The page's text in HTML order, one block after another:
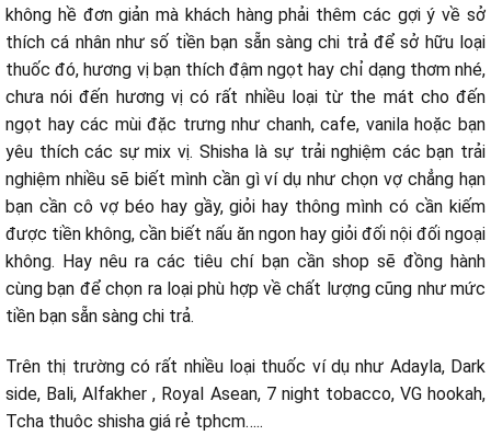
không hề đơn giản mà khách hàng phải thêm các gợi ý về sở
thích cá nhân như số tiền bạn sẵn sàng chi trả để sở hữu loại
thuốc đó, hương vị bạn thích đậm ngọt hay chỉ dạng thơm nhé,
chưa nói đến hương vị có rất nhiều loại từ the mát cho đến
ngọt hay các mùi đặc trưng như chanh, cafe, vanila hoặc bạn
yêu thích các sự mix vị. Shisha là sự trải nghiệm các bạn trải
nghiệm nhiều sẽ biết mình cần gì ví dụ như chọn vợ chẳng hạn
bạn cần cô vợ béo hay gầy, giỏi hay thông mình có cần kiếm
được tiền không, cần biết nấu ăn ngon hay giỏi đối nội đối ngoại
không. Hay nêu ra các tiêu chí bạn cần shop sẽ đồng hành
cùng bạn để chọn ra loại phù hợp về chất lượng cũng như mức
tiền bạn sẵn sàng chi trả.
Trên thị trường có rất nhiều loại thuốc ví dụ như Adayla, Dark
side, Bali, Alfakher , Royal Asean, 7 night tobacco, VG hookah,
Tcha thuôc shisha giá rẻ tphcm…..